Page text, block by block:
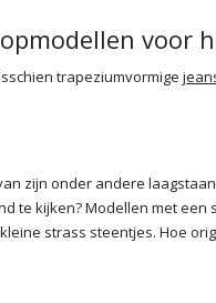
voor
trapeziumvormige
zijn onder andere
te kijken? Modellen met
strass steentjes. Hoe